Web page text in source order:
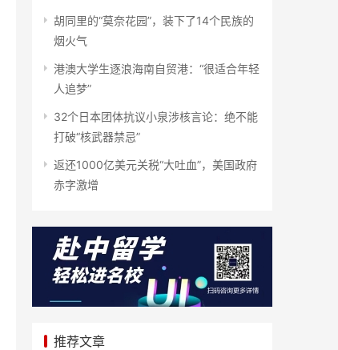
胡同里的“莫奈花园”，装下了14个民族的
烟火气
港澳大学生逐浪海南自贸港：“很适合年轻
人追梦”
32个日本团体抗议小泉涉核言论：绝不能
打破“核武器禁忌”
返还1000亿美元关税“大吐血”，美国政府
赤字激增
推荐文章